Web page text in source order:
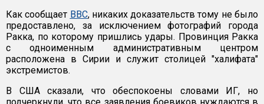
Как сообщает BBC, никаких доказательств тому не было
предоставлено, за исключением фотографий города
Ракка, по которому пришлись удары. Провинция Ракка
с одноименным административным центром
расположена в Сирии и служит столицей "халифата"
экстремистов.
В США сказали, что обеспокоены словами ИГ, но
подчеркнули, что все заявления боевиков нуждаются в